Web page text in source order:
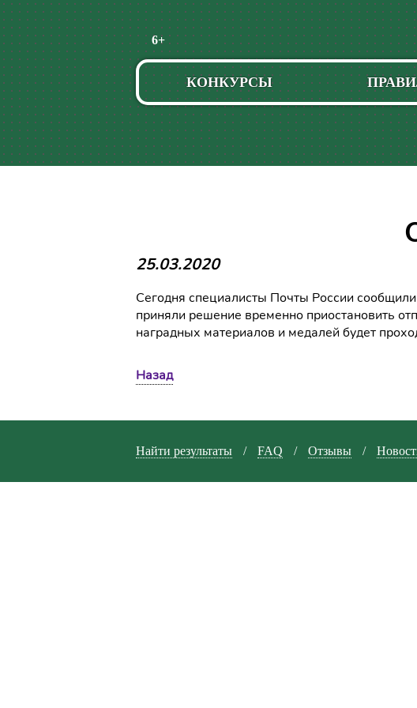
6+
Пропустить
навигацию
КОНКУРСЫ
25.03.2020
Сегодня специалисты Почты России
приняли решение временно приостановить
наградных материалов и медалей будет
Назад
Найти результаты / FAQ / Отзывы /